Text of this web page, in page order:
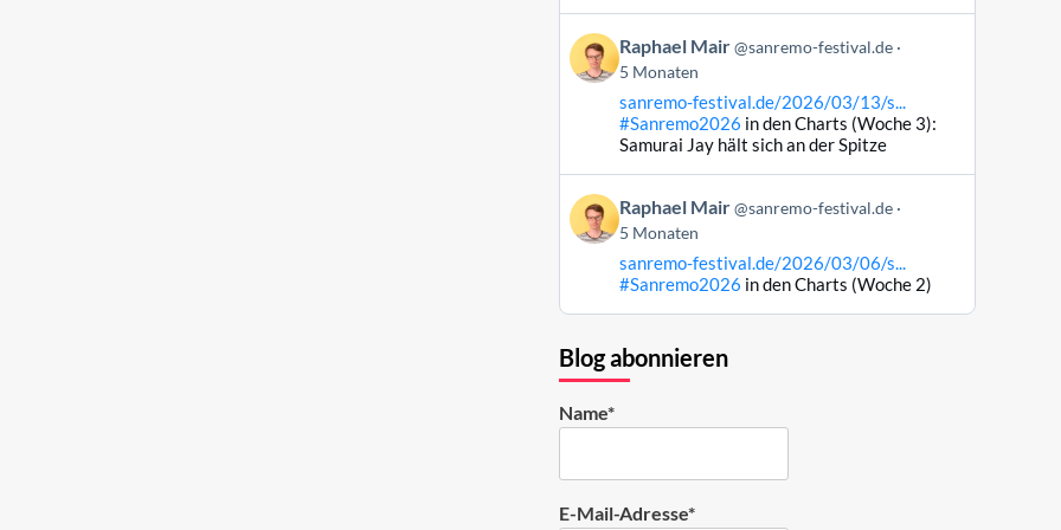
Bluesky
ansehen
Beitrag
von
Raphael
Raphael Mair @sanremo-festival.de
5 Monaten
sanremo-festival.de/2026/03/13/s...
#Sanremo2026 in den Charts (Woche 3):
Samurai Jay hält sich an der Spitze
Beitrag
von
Raphael
Bluesky
ansehen
Raphael Mair @sanremo-festival.de
5 Monaten
sanremo-festival.de/2026/03/06/s...
#Sanremo2026 in den Charts (Woche 2)
Blog abonnieren
Name*
E-Mail-Adresse*